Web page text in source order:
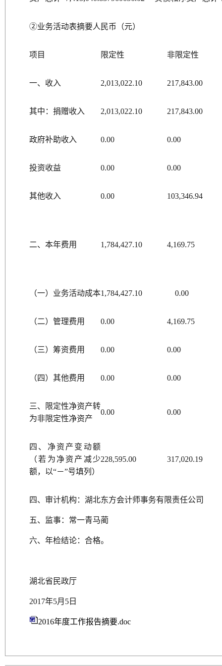
②业务活动表摘要人民币（元）
项目 限定性 非限定性
一、收入 2,013,022.10 217,843.00
其中：捐赠收入 2,013,022.10 217,843.00
政府补助收入 0.00 0.00
投资收益 0.00 0.00
其他收入 0.00 103,346.94
二、本年费用 1,784,427.10 4,169.75
（一）业务活动成本1,784,427.10 0.00
（二）管理费用 0.00 4,169.75
（三）筹资费用 0.00 0.00
（四）其他费用 0.00 0.00
三、限定性净资产转
为非限定性净资产
0.00 0.00
四、净资产变动额
（若为净资产减少
额，以“－”号填列）
228,595.00 317,020.19
四、审计机构：湖北东方会计师事务有限责任公司
五、监事：常一青马蔺
六、年检结论：合格。
湖北省民政厅
2017年5月5日
2016年度工作报告摘要.doc